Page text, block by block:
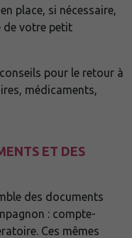
place, si nécessaire,
de votre petit
pour le retour à
médicaments,
ET DES
des documents
: compte-
Ces mêmes